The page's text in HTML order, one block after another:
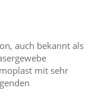
auch bekannt als
mit sehr